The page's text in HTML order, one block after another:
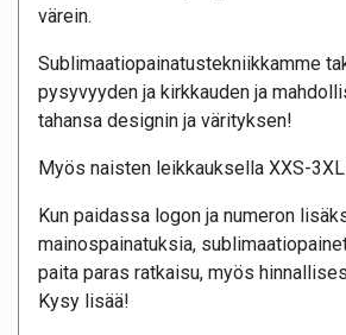
värein.
Sublimaatiopainatustekniikkamme
pysyvyyden ja kirkkauden ja
tahansa designin ja värityksen!
Myös naisten leikkauksella XXS-
Kun paidassa logon ja numeron
mainospainatuksia,
paita paras ratkaisu, myös
Kysy lisää!